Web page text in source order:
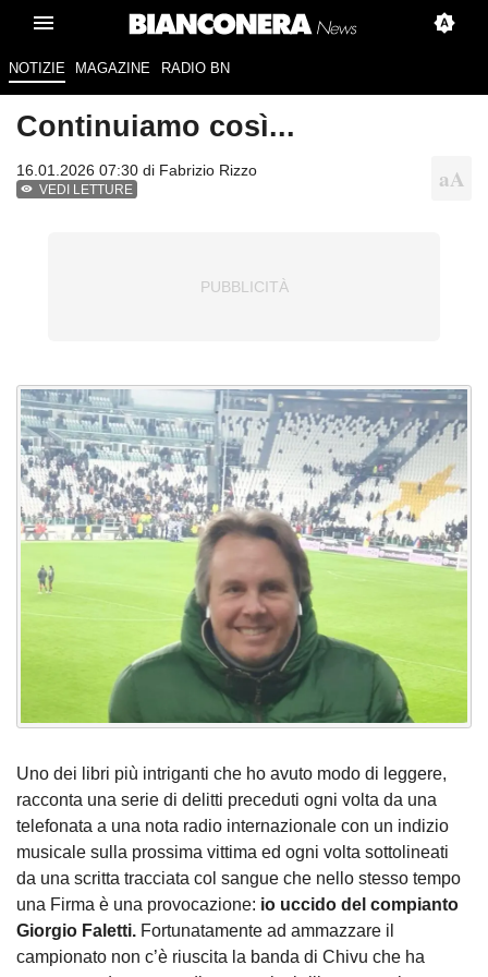
NOTIZIE MAGAZINE RADIO BN
Continuiamo così...
16.01.2026 07:30 di Fabrizio Rizzo
VEDI LETTURE
Uno dei libri più intriganti che ho avuto modo di leggere,
racconta una serie di delitti preceduti ogni volta da una
telefonata a una nota radio internazionale con un indizio
musicale sulla prossima vittima ed ogni volta sottolineati
da una scritta tracciata col sangue che nello stesso tempo
una Firma è una provocazione: io uccido del compianto
Giorgio Faletti. Fortunatamente ad ammazzare il
campionato non c’è riuscita la banda di Chivu che ha